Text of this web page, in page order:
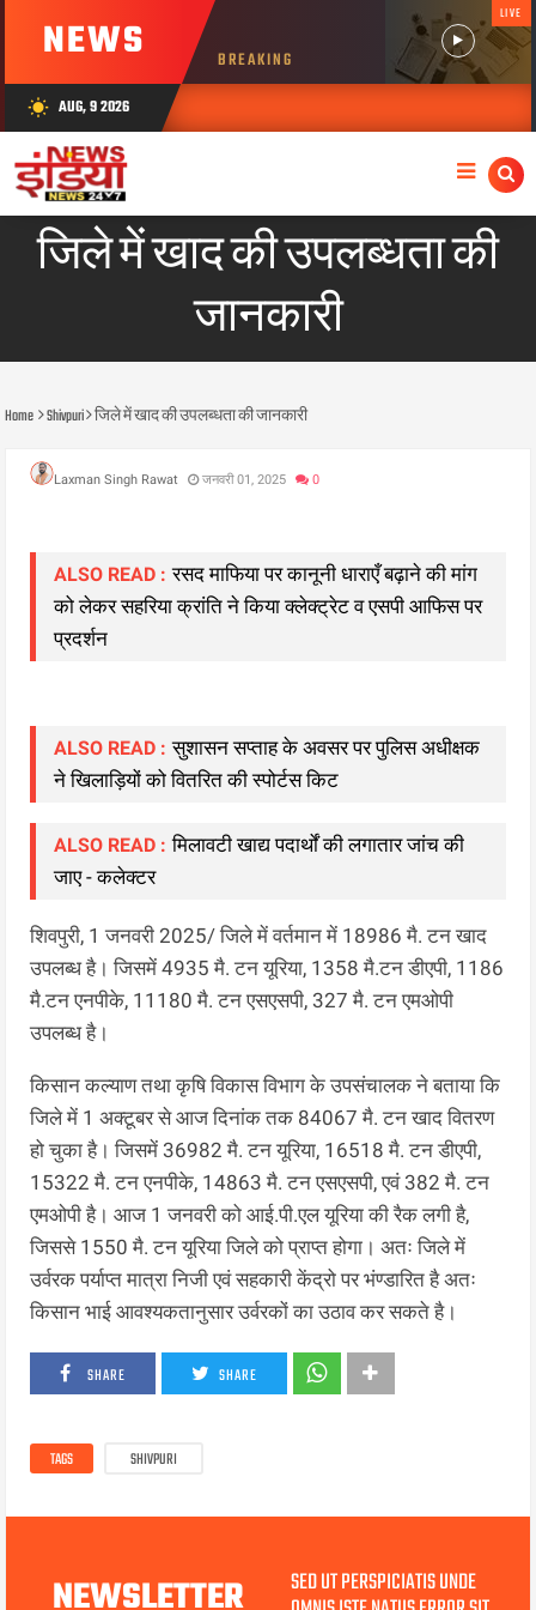
NEWS BREAKING
LIVE
wb_sunny AUG, 9 2026
जिले में खाद की उपलब्धता की
जानकारी
Home Shivpuri जिले में खाद की उपलब्धता की जानकारी
Laxman Singh Rawat जनवरी 01, 2025 0
ALSO READ : रसद माफिया पर कानूनी धाराएँ बढ़ाने की मांग
को लेकर सहरिया क्रांति ने किया क्लेक्ट्रेट व एसपी आफिस पर
प्रदर्शन
ALSO READ : सुशासन सप्ताह के अवसर पर पुलिस अधीक्षक
ने खिलाड़ियों को वितरित की स्पोर्टस किट
ALSO READ : मिलावटी खाद्य पदार्थों की लगातार जांच की
जाए - कलेक्टर
शिवपुरी, 1 जनवरी 2025/ जिले में वर्तमान में 18986 मै. टन खाद
उपलब्ध है। जिसमें 4935 मै. टन यूरिया, 1358 मै.टन डीएपी, 1186
मै.टन एनपीके, 11180 मै. टन एसएसपी, 327 मै. टन एमओपी
उपलब्ध है।
किसान कल्याण तथा कृषि विकास विभाग के उपसंचालक ने बताया कि
जिले में 1 अक्टूबर से आज दिनांक तक 84067 मै. टन खाद वितरण
हो चुका है। जिसमें 36982 मै. टन यूरिया, 16518 मै. टन डीएपी,
15322 मै. टन एनपीके, 14863 मै. टन एसएसपी, एवं 382 मै. टन
एमओपी है। आज 1 जनवरी को आई.पी.एल यूरिया की रैक लगी है,
जिससे 1550 मै. टन यूरिया जिले को प्राप्त होगा। अतः जिले में
उर्वरक पर्याप्त मात्रा निजी एवं सहकारी केंद्रो पर भंण्डारित है अतः
किसान भाई आवश्यकतानुसार उर्वरकों का उठाव कर सकते है।
SHARE SHARE
TAGS SHIVPURI
NEWSLETTER SED UT PERSPICIATIS UNDE